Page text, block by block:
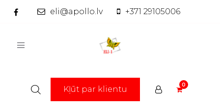
eli@apollo.lv +371 29105006
Toggle
Kļūt par klientu